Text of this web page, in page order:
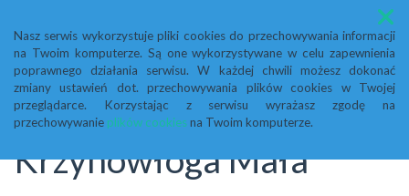
Nasz serwis wykorzystuje pliki cookies do przechowywania informacji
na Twoim komputerze. Są one wykorzystywane w celu zapewnienia
poprawnego działania serwisu. W każdej chwili możesz dokonać
zmiany ustawień dot. przechowywania plików cookies w Twojej
przeglądarce. Korzystając z serwisu wyrażasz zgodę na
przechowywanie plików cookiesna Twoim komputerze.
Menu
Biuletyn Informacji
Publicznej Urząd Gminy
Krzynowłoga Mała